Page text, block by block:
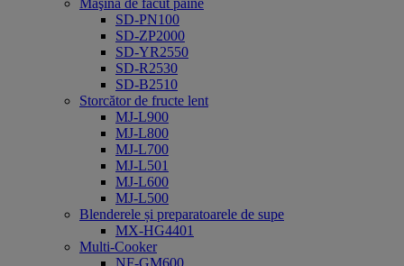
Maşină de făcut pâine
SD-PN100
SD-ZP2000
SD-YR2550
SD-R2530
SD-B2510
Storcător de fructe lent
MJ-L900
MJ-L800
MJ-L700
MJ-L501
MJ-L600
MJ-L500
Blenderele și preparatoarele de supe
MX-HG4401
Multi-Cooker
NF-GM600